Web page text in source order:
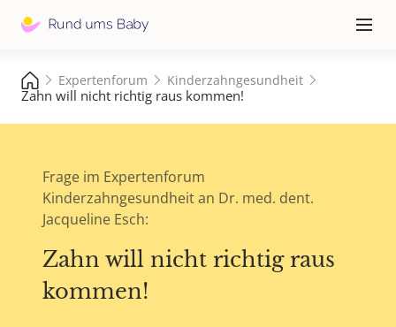
≡
Expertenforum Kinderzahngesundheit
Zahn will nicht richtig raus kommen!
Frage im Expertenforum
Kinderzahngesundheit an Dr. med. dent.
Jacqueline Esch:
Zahn will nicht richtig raus
kommen!